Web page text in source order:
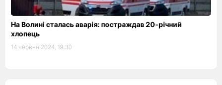
На Волині сталась аварія: постраждав 20-річний
хлопець
14 червня 2024, 19:30